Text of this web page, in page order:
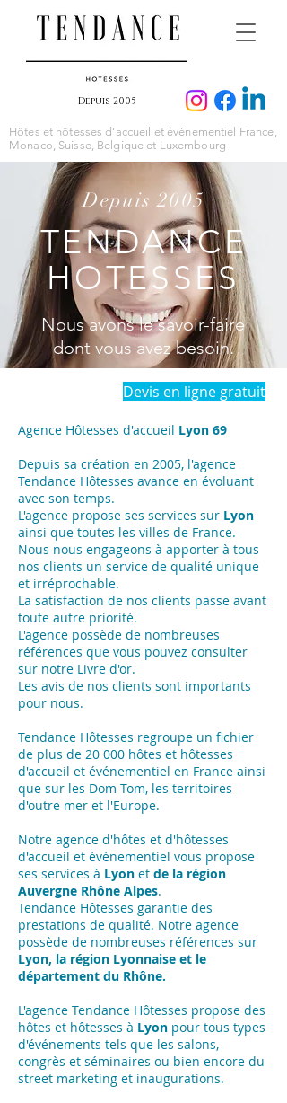
Depuis 2005
Hôtes et hôtesses d’accueil et événementiel France,
Monaco, Suisse, Belgique et Luxembourg
Depuis 2005
TENDANCE
HOTESSES
Nous avons le savoir-faire
dont vous avez besoin.
Devis en ligne gratuit
Agence Hôtesses d'accueil Lyon 69
Depuis sa création en 2005, l'agence
Tendance Hôtesses avance en évoluant
avec son temps.
L'agence propose ses services sur Lyon
ainsi que toutes les villes de France.
Nous nous engageons à apporter à tous
nos clients un service de qualité unique
et irréprochable.
La satisfaction de nos clients passe avant
toute autre priorité.
L'agence possède de nombreuses
références que vous pouvez consulter
sur notre Livre d'or.
Les avis de nos clients sont importants
pour nous.
Tendance Hôtesses regroupe un fichier
de plus de 20 000 hôtes et hôtesses
d'accueil et événementiel en France ainsi
que sur les Dom Tom, les territoires
d'outre mer et l'Europe.
Notre agence d'hôtes et d'hôtesses
d'accueil et événementiel vous propose
ses services à Lyon et de la région
Auvergne Rhône Alpes.
Tendance Hôtesses garantie des
prestations de qualité. Notre agence
possède de nombreuses références sur
Lyon, la région Lyonnaise et le
département du Rhône.
L'agence Tendance Hôtesses propose des
hôtes et hôtesses à Lyon pour tous types
d'événements tels que les salons,
congrès et séminaires ou bien encore du
street marketing et inaugurations.